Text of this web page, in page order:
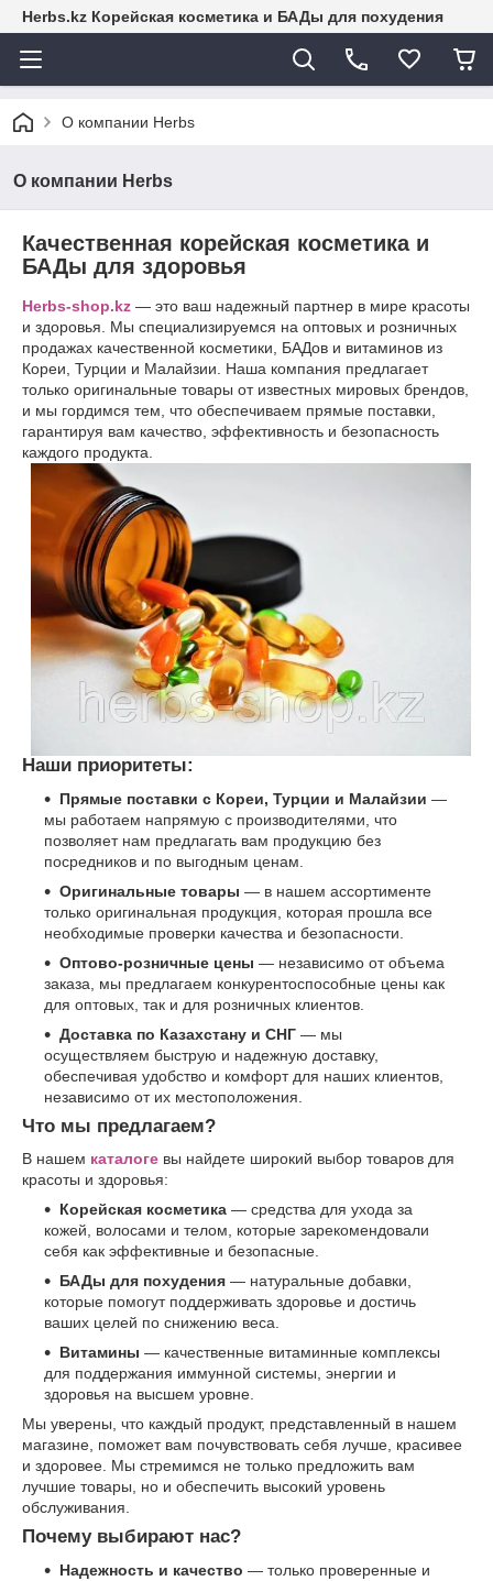
Herbs.kz Корейская косметика и БАДы для похудения
О компании Herbs
О компании Herbs
Качественная корейская косметика и
БАДы для здоровья
Herbs-shop.kz — это ваш надежный партнер в мире красоты
и здоровья. Мы специализируемся на оптовых и розничных
продажах качественной косметики, БАДов и витаминов из
Кореи, Турции и Малайзии. Наша компания предлагает
только оригинальные товары от известных мировых брендов,
и мы гордимся тем, что обеспечиваем прямые поставки,
гарантируя вам качество, эффективность и безопасность
каждого продукта.
Наши приоритеты:
Прямые поставки с Кореи, Турции и Малайзии —
мы работаем напрямую с производителями, что
позволяет нам предлагать вам продукцию без
посредников и по выгодным ценам.
Оригинальные товары — в нашем ассортименте
только оригинальная продукция, которая прошла все
необходимые проверки качества и безопасности.
Оптово-розничные цены — независимо от объема
заказа, мы предлагаем конкурентоспособные цены как
для оптовых, так и для розничных клиентов.
Доставка по Казахстану и СНГ — мы
осуществляем быструю и надежную доставку,
обеспечивая удобство и комфорт для наших клиентов,
независимо от их местоположения.
Что мы предлагаем?
В нашем каталоге вы найдете широкий выбор товаров для
красоты и здоровья:
Корейская косметика — средства для ухода за
кожей, волосами и телом, которые зарекомендовали
себя как эффективные и безопасные.
БАДы для похудения — натуральные добавки,
которые помогут поддерживать здоровье и достичь
ваших целей по снижению веса.
Витамины — качественные витаминные комплексы
для поддержания иммунной системы, энергии и
здоровья на высшем уровне.
Мы уверены, что каждый продукт, представленный в нашем
магазине, поможет вам почувствовать себя лучше, красивее
и здоровее. Мы стремимся не только предложить вам
лучшие товары, но и обеспечить высокий уровень
обслуживания.
Почему выбирают нас?
Надежность и качество — только проверенные и